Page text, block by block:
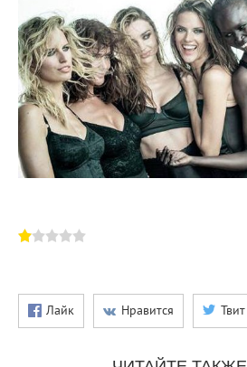
Лайк Нравится Твит